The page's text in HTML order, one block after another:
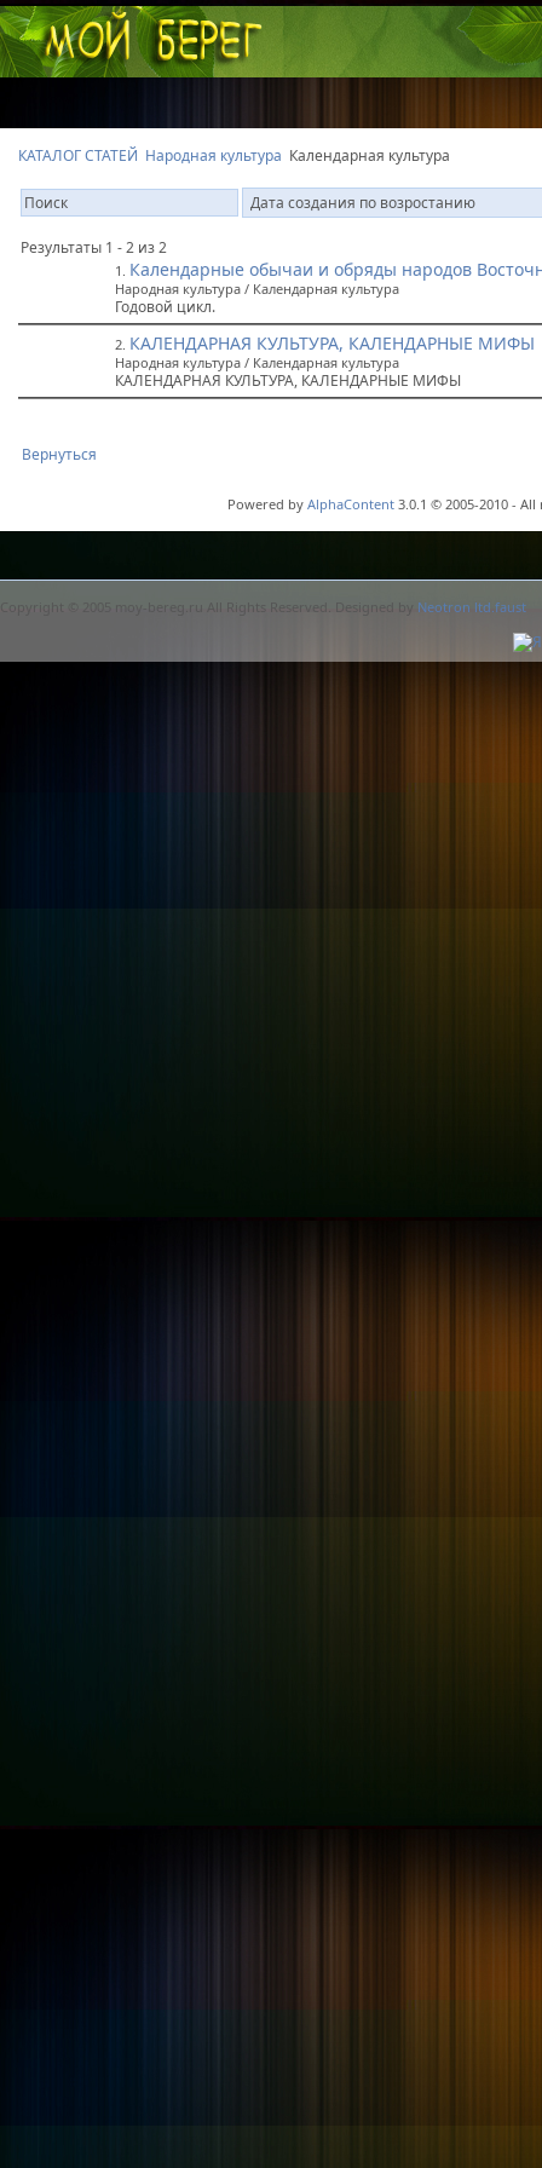
КАТАЛОГ СТАТЕЙ Народная культура Календарная культура
Результаты 1 - 2 из 2
1. Календарные обычаи и обряды народов
Народная культура / Календарная культура
Годовой цикл.
2. КАЛЕНДАРНАЯ КУЛЬТУРА, КАЛЕНДАРНЫЕ МИФЫ
Народная культура / Календарная культура
КАЛЕНДАРНАЯ КУЛЬТУРА, КАЛЕНДАРНЫЕ МИФЫ
Вернуться
Powered byAlphaContent 3.0.1 © 2005-2010 -
Copyright © 2005 moy-bereg.ru All Rights Reserved. Designed by Neotron ltd.faust